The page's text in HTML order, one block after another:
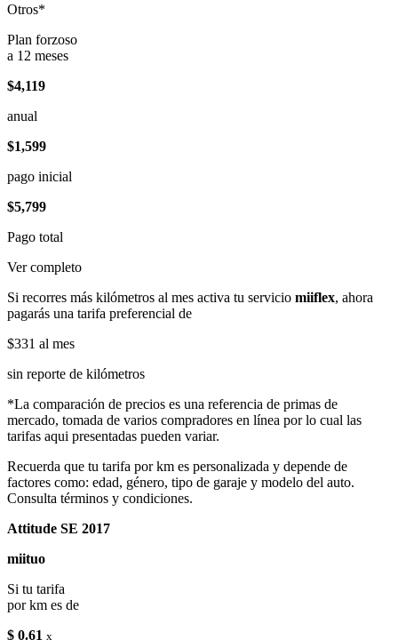
Otros*
Plan forzoso
a 12 meses
$4,119
anual
$1,599
pago inicial
$5,799
Pago total
Ver completo
Si recorres más kilómetros al mes activa tu servicio miiflex, ahora
pagarás una tarifa preferencial de
$331 al mes
sin reporte de kilómetros
*La comparación de precios es una referencia de primas de
mercado, tomada de varios compradores en línea por lo cual las
tarifas aqui presentadas pueden variar.
Recuerda que tu tarifa por km es personalizada y depende de
factores como: edad, género, tipo de garaje y modelo del auto.
Consulta términos y condiciones.
Attitude SE 2017
miituo
Si tu tarifa
por km es de
$ 0.61 x